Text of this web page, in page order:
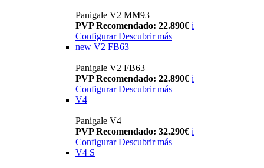
Panigale V2 MM93
PVP Recomendado: 22.890€ i
Configurar Descubrir más
new V2 FB63
Panigale V2 FB63
PVP Recomendado: 22.890€ i
Configurar Descubrir más
V4
Panigale V4
PVP Recomendado: 32.290€ i
Configurar Descubrir más
V4 S